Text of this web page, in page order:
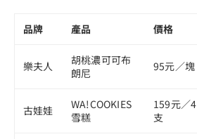
品牌 產品 價格
樂夫人
胡桃濃可可布
朗尼
95元／塊
古娃娃
WA!COOKIES
雪糕
159元／4
支